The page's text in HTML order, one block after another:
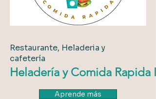
Restaurante, Heladeria y
cafetería
Heladería y Comida Rapida
Aprende más